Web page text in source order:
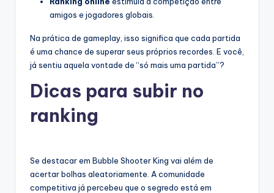
amigos e jogadores globais.
Na prática de gameplay, isso significa que cada partida
é uma chance de superar seus próprios recordes. E você,
já sentiu aquela vontade de “só mais uma partida”?
Dicas para subir no
ranking
Se destacar em Bubble Shooter King vai além de
acertar bolhas aleatoriamente. A comunidade
competitiva já percebeu que o segredo está em